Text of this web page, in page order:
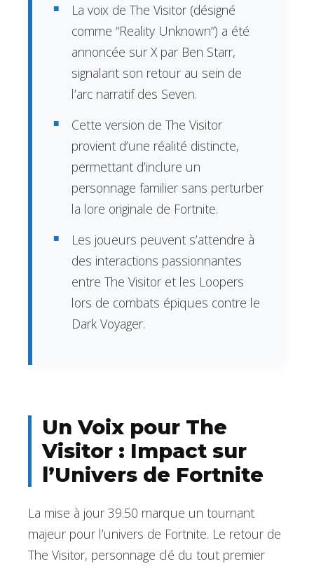
La voix de The Visitor (désigné
comme “Reality Unknown”) a été
annoncée sur X par Ben Starr,
signalant son retour au sein de
l’arc narratif des Seven.
Cette version de The Visitor
provient d’une réalité distincte,
permettant d’inclure un
personnage familier sans perturber
la lore originale de Fortnite.
Les joueurs peuvent s’attendre à
des interactions passionnantes
entre The Visitor et les Loopers
lors de combats épiques contre le
Dark Voyager.
Un Voix pour The
Visitor : Impact sur
l’Univers de Fortnite
La mise à jour 39.50 marque un tournant
majeur pour l’univers de Fortnite. Le retour de
The Visitor, personnage clé du tout premier